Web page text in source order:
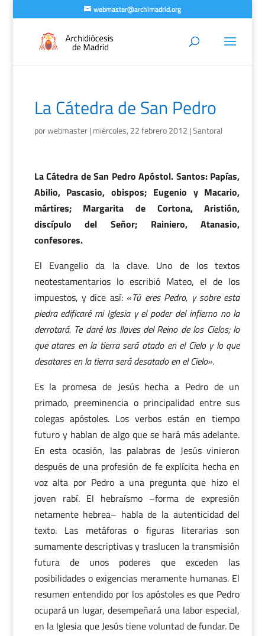
webmaster@archimadrid.org
La Cátedra de San Pedro
porwebmaster| miércoles, 22 febrero 2012 |Santoral
La Cátedra de San Pedro Apóstol. Santos: Papías,
Abilio, Pascasio, obispos; Eugenio y Macario,
mártires; Margarita de Cortona, Aristión,
discípulo del Señor; Rainiero, Atanasio,
confesores.
El Evangelio da la clave. Uno de los textos
neotestamentarios lo escribió Mateo, el de los
impuestos, y dice así: «Tú eres Pedro, y sobre esta
piedra edificaré mi Iglesia y el poder del infierno no la
derrotará. Te daré las llaves del Reino de los Cielos; lo
que atares en la tierra será atado en el Cielo y lo que
desatares en la tierra será desatado en el Cielo».
Es la promesa de Jesús hecha a Pedro de un
primado, preeminencia o principalidad entre sus
colegas apóstoles. Los verbos están en tiempo
futuro y hablan de algo que se hará más adelante.
En esta ocasión, las palabras de Jesús vinieron
después de una profesión de fe explícita hecha en
voz alta por Pedro a una pregunta que hizo el
joven rabí. El hebraísmo –forma de expresión
netamente hebrea– habla de la autenticidad del
texto. Las metáforas o figuras literarias son
sumamente descriptivas y traslucen la transmisión
futura de unos poderes que exceden las
posibilidades o exigencias meramente humanas. El
resumen entendido por los apóstoles es que Pedro
ocupará un lugar, desempeñará una labor especial,
en la Iglesia que Jesús tiene voluntad de fundar. De